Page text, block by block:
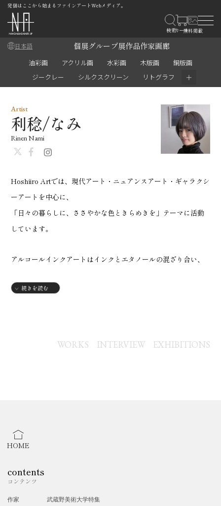
発信はここから始まるファインアートWebメディア。
日本語 個展グループ展作品作家画廊
油彩画 アクリル画 水彩画 木版画
銅版画
ジークレー
シルクスクリーン リトグラフ ＋
Hoshiiro Artでは、現代アート・ニュアンスアート・ギャラクシ
ーアートを中心に、
「日々の暮らしに、ささやかな色ときらめきを」テーマに活動
しています。
アルコールインクアートはインクとエタノールの混ざり合い、
ます。濃い色が淡くなったり、透明感のある独特なグラデーシ
や広がりを活かした表現にも取り組んでいます。今後は、アナ
ログとデジタルを組み合わせたハイブリッド作品の制作も構想
【写真展 グループ展】
続きを読む
Artist
利稔/なみ
Rinen Nami
WORKS INTERVIEW EXHIBITIONS
HOME
contents
コンテンツ
作家 武蔵野美術大学特集